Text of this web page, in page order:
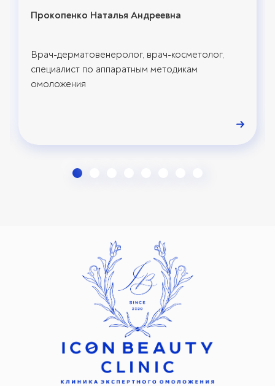
Прокопенко Наталья Андреевна
Врач-дерматовенеролог, врач-косметолог,
специалист по аппаратным методикам
омоложения